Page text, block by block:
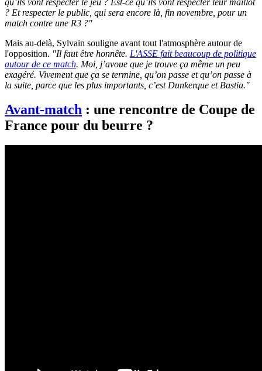
? Et respecter le public, qui sera encore là, fin novembre, pour un
match contre une R3 ?"
Mais au-delà, Sylvain souligne avant tout l'atmosphère autour de
l'opposition. "Il faut être honnête. L'ASSE fait beaucoup de politique
autour de ce match. Moi, j’avoue que je trouve ça même un peu
exagéré. Vivement que ça se termine, qu’on passe et qu’on passe à
la suite, parce que les plus importants, c’est Dunkerque et Bastia."
Avant-match : une rencontre de Coupe de
France pour du beurre ?